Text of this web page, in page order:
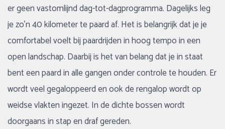
er geen vastomlijnd dag-tot-dagprogramma. Dagelijks leg
je zo’n 40 kilometer te paard af. Het is belangrijk dat je je
comfortabel voelt bij paardrijden in hoog tempo in een
open landschap. Daarbij is het van belang dat je in staat
bent een paard in alle gangen onder controle te houden. Er
wordt veel gegaloppeerd en ook de rengalop wordt op
weidse vlakten ingezet. In de dichte bossen wordt
doorgaans in stap en draf gereden.